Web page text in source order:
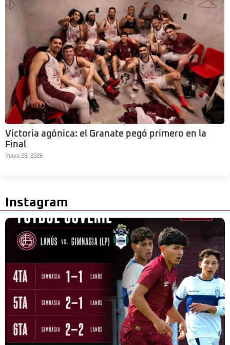
Victoria agónica: el Granate pegó primero en la
Final
mayo 28, 2026
Instagram